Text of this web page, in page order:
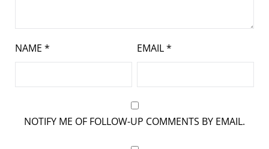
NAME * EMAIL*
NOTIFY ME OF FOLLOW-UP COMMENTS BY EMAIL.